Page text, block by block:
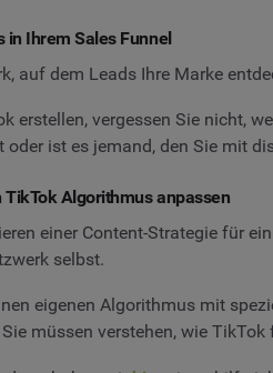
in Ihrem Sales Funnel
auf dem Leads Ihre Marke
erstellen, vergessen Sie nicht,
oder ist es jemand, den Sie mit
Algorithmus anpassen
einer Content-Strategie für
selbst.
eigenen Algorithmus mit
müssen verstehen, wie